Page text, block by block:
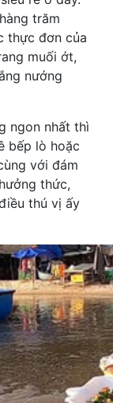
trăm
thực đơn của
muối ớt,
nướng
ngon nhất thì
bếp lò hoặc
với đám
thức,
thú vị ấy